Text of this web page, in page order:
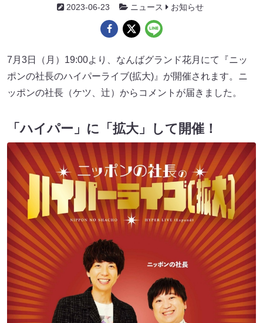
2023-06-23 ニュース お知らせ
7月3日（月）19:00より、なんばグランド花月にて『ニッ
ポンの社長のハイパーライブ(拡大)』が開催されます。ニ
ッポンの社長（ケツ、辻）からコメントが届きました。
「ハイパー」に「拡大」して開催！